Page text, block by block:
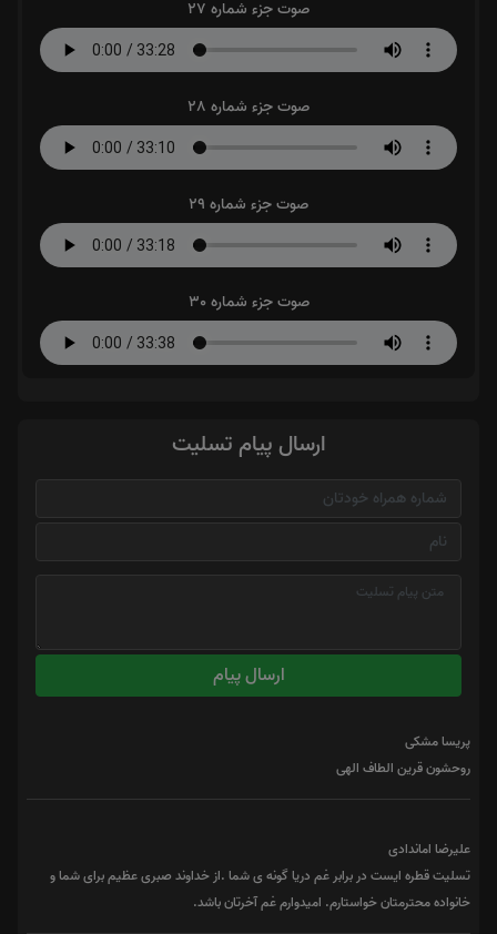
صوت جزء شماره 27
صوت جزء شماره 28
صوت جزء شماره 29
صوت جزء شماره 30
ارسال پیام تسلیت
ارسال پیام
پریسا مشکی
روحشون قرین الطاف الهی
علیرضا اماندادی
تسلیت قطره ایست در برابر غم دریا گونه ی شما .از خداوند صبری عظیم برای شما و
خانواده محترمتان خواستارم. امیدوارم غم آخرتان باشد.